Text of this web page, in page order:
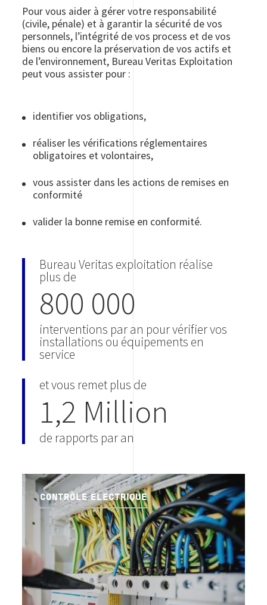
Pour vous aider à gérer votre responsabilité
(civile, pénale) et à garantir la sécurité de vos
personnels, l’intégrité de vos process et de vos
biens ou encore la préservation de vos actifs et
de l’environnement, Bureau Veritas Exploitation
peut vous assister pour :
identifier vos obligations,
réaliser les vérifications réglementaires
obligatoires et volontaires,
vous assister dans les actions de remises en
conformité
valider la bonne remise en conformité.
Bureau Veritas exploitation réalise
plus de
800 000
interventions par an pour vérifier vos
installations ou équipements en
service
et vous remet plus de
1,2 Million
de rapports par an
CONTRÔLE ÉLECTRIQUE